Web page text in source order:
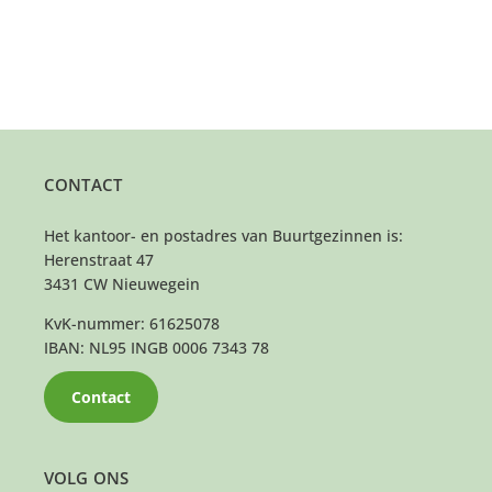
VOLG ONS
CONTACT
Het kantoor- en postadres van Buurtgezinnen is:
Herenstraat 47
3431 CW Nieuwegein
KvK-nummer: 61625078
IBAN: NL95 INGB 0006 7343 78
Contact